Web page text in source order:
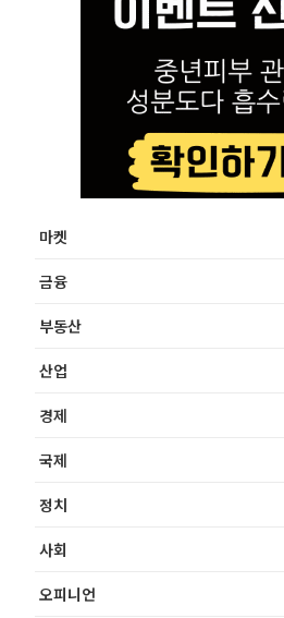
마켓
금융
부동산
산업
경제
국제
정치
사회
오피니언